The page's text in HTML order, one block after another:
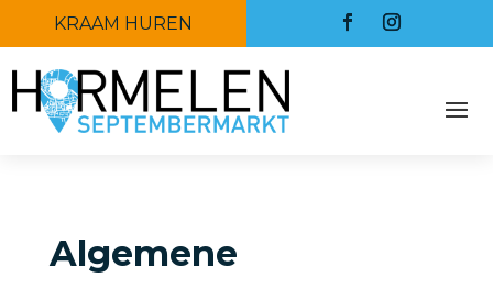
KRAAM HUREN
Algemene